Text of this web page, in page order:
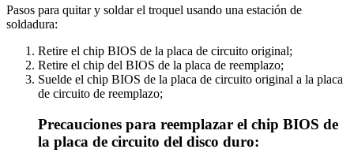
Pasos para quitar y soldar el troquel usando una estación de
soldadura:
Retire el chip BIOS de la placa de circuito original;
Retire el chip del BIOS de la placa de reemplazo;
Suelde el chip BIOS de la placa de circuito original a la placa
de circuito de reemplazo;
Precauciones para reemplazar el chip BIOS de
la placa de circuito del disco duro: